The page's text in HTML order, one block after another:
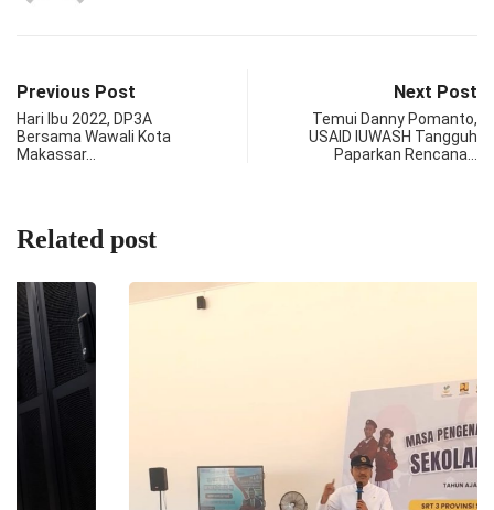
Previous Post
Hari Ibu 2022, DP3A
Bersama Wawali Kota
Makassar…
Next Post
Temui Danny Pomanto,
USAID IUWASH Tangguh
Paparkan Rencana…
Related post